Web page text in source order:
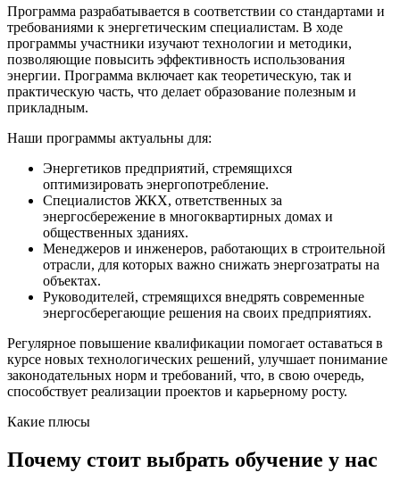
Программа разрабатывается в соответствии со стандартами и
требованиями к энергетическим специалистам. В ходе
программы участники изучают технологии и методики,
позволяющие повысить эффективность использования
энергии. Программа включает как теоретическую, так и
практическую часть, что делает образование полезным и
прикладным.
Наши программы актуальны для:
Энергетиков предприятий, стремящихся
оптимизировать энергопотребление.
Специалистов ЖКХ, ответственных за
энергосбережение в многоквартирных домах и
общественных зданиях.
Менеджеров и инженеров, работающих в строительной
отрасли, для которых важно снижать энергозатраты на
объектах.
Руководителей, стремящихся внедрять современные
энергосберегающие решения на своих предприятиях.
Регулярное повышение квалификации помогает оставаться в
курсе новых технологических решений, улучшает понимание
законодательных норм и требований, что, в свою очередь,
способствует реализации проектов и карьерному росту.
Какие плюсы
Почему стоит выбрать обучение у нас